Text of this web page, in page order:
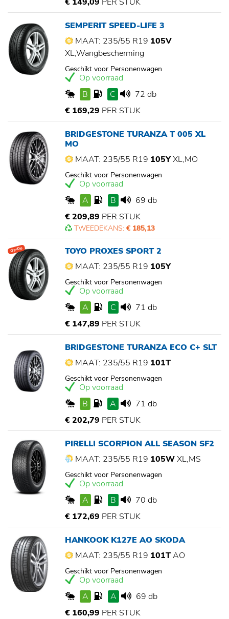
SEMPERIT SPEED-LIFE 3
MAAT: 235/55 R19 105V
XL,Wangbescherming
Geschikt voor Personenwagen
Op voorraad
B
C
72 db
€ 169,29 PER STUK
BRIDGESTONE TURANZA T 005 XL
MO
MAAT: 235/55 R19 105YXL,MO
Geschikt voor Personenwagen
Op voorraad
A
B
69 db
€ 209,89 PER STUK
TWEEDEKANS: € 185,13
Op=Op
TOYO PROXES SPORT 2
MAAT: 235/55 R19 105Y
Geschikt voor Personenwagen
Op voorraad
A
C
71 db
€ 147,89 PER STUK
BRIDGESTONE TURANZA ECO C+ SLT
MAAT: 235/55 R19 101T
Geschikt voor Personenwagen
Op voorraad
B
A
71 db
€ 202,79 PER STUK
PIRELLI SCORPION ALL SEASON SF2
MAAT: 235/55 R19 105WXL,MS
Geschikt voor Personenwagen
Op voorraad
A
B
70 db
€ 172,69 PER STUK
HANKOOK K127E AO SKODA
MAAT: 235/55 R19 101TAO
Geschikt voor Personenwagen
Op voorraad
A
A
69 db
€ 160,99 PER STUK